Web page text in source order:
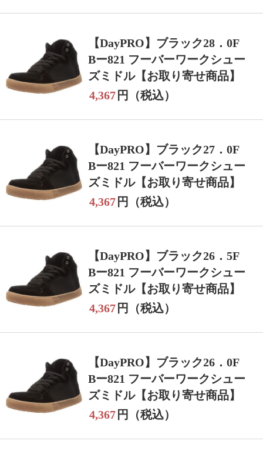
【DayPRO】ブラック28．0F
Bー821 フーバーワークシュー
ズミドル【お取り寄せ商品】
4,367 円（税込）
【DayPRO】ブラック27．0F
Bー821 フーバーワークシュー
ズミドル【お取り寄せ商品】
4,367 円（税込）
【DayPRO】ブラック26．5F
Bー821 フーバーワークシュー
ズミドル【お取り寄せ商品】
4,367 円（税込）
【DayPRO】ブラック26．0F
Bー821 フーバーワークシュー
ズミドル【お取り寄せ商品】
4,367 円（税込）